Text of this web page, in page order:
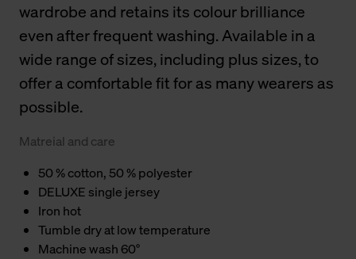
wardrobe and retains its colour brilliance
even after frequent washing. Available in a
wide range of sizes, including plus sizes, to
offer a comfortable fit for as many wearers as
possible.
Matreial and care
50 % cotton, 50 % polyester
DELUXE single jersey
Iron hot
Tumble dry at low temperature
Machine wash 60°